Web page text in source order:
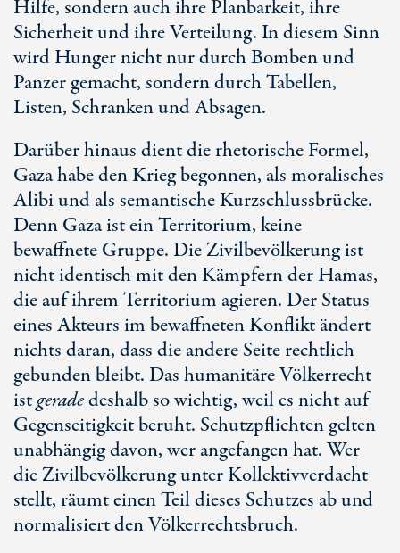
Hilfe, sondern auch ihre Planbarkeit, ihre
Sicherheit und ihre Verteilung. In diesem Sinn
wird Hunger nicht nur durch Bomben und
Panzer gemacht, sondern durch Tabellen,
Listen, Schranken und Absagen.
Darüber hinaus dient die rhetorische Formel,
Gaza habe den Krieg begonnen, als moralisches
Alibi und als semantische Kurzschlussbrücke.
Denn Gaza ist ein Territorium, keine
bewaffnete Gruppe. Die Zivilbevölkerung ist
nicht identisch mit den Kämpfern der Hamas,
die auf ihrem Territorium agieren. Der Status
eines Akteurs im bewaffneten Konflikt ändert
nichts daran, dass die andere Seite rechtlich
gebunden bleibt. Das humanitäre Völkerrecht
istgeradedeshalb so wichtig, weil es nicht auf
Gegenseitigkeit beruht. Schutzpflichten gelten
unabhängig davon, wer angefangen hat. Wer
die Zivilbevölkerung unter Kollektivverdacht
stellt, räumt einen Teil dieses Schutzes ab und
normalisiert den Völkerrechtsbruch.